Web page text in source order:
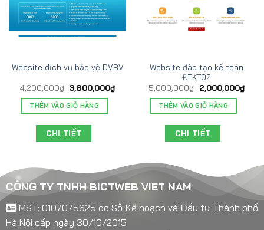
Website dịch vụ bảo vệ DVBV
4,200,000₫ 3,800,000₫
THÊM VÀO GIỎ HÀNG
CHI TIẾT
Website đào tạo kế toán
ĐTKT02
5,000,000₫ 2,000,000₫
THÊM VÀO GIỎ HÀNG
CHI TIẾT
CÔNG TY TNHH BICTWEB VIET NAM
MST: 0107075625 do Sở Kế hoạch và Đầu tư Thành phố
Hà Nội cấp ngày 30/10/2015